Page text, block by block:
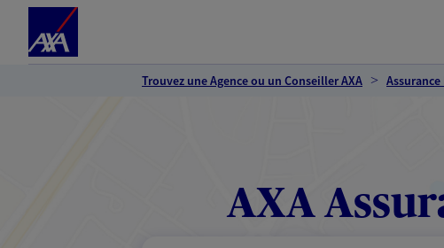
Trouvez une Agence ou un Conseiller AXA
AXA